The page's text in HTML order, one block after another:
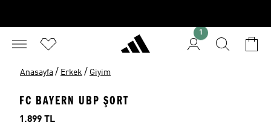
1
Anasayfa / Erkek / Giyim
FC BAYERN UBP ŞORT
Fiyat
1.899 TL